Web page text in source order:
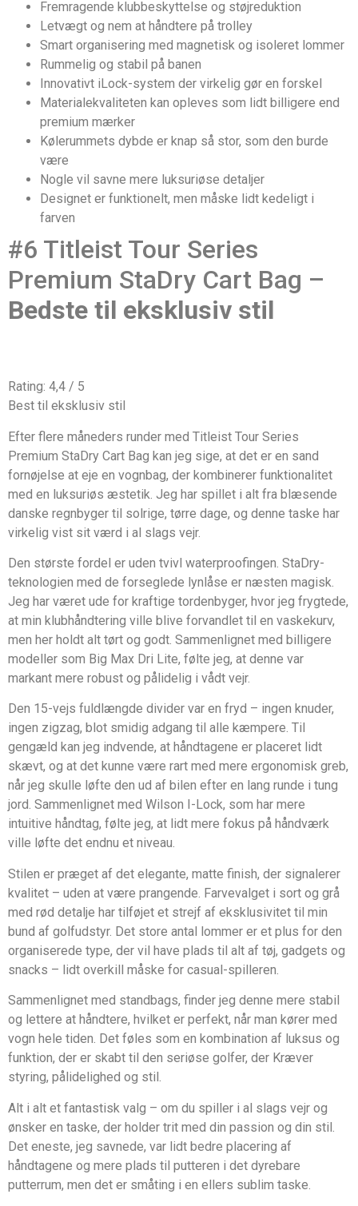
Fremragende klubbeskyttelse og støjreduktion
Letvægt og nem at håndtere på trolley
Smart organisering med magnetisk og isoleret lommer
Rummelig og stabil på banen
Innovativt iLock-system der virkelig gør en forskel
Materialekvaliteten kan opleves som lidt billigere end
premium mærker
Kølerummets dybde er knap så stor, som den burde
være
Nogle vil savne mere luksuriøse detaljer
Designet er funktionelt, men måske lidt kedeligt i
farven
#6 Titleist Tour Series
Premium StaDry Cart Bag –
Bedste til eksklusiv stil
Rating: 4,4 / 5
Best til eksklusiv stil
Efter flere måneders runder med Titleist Tour Series
Premium StaDry Cart Bag kan jeg sige, at det er en sand
fornøjelse at eje en vognbag, der kombinerer funktionalitet
med en luksuriøs æstetik. Jeg har spillet i alt fra blæsende
danske regnbyger til solrige, tørre dage, og denne taske har
virkelig vist sit værd i al slags vejr.
Den største fordel er uden tvivl waterproofingen. StaDry-
teknologien med de forseglede lynlåse er næsten magisk.
Jeg har været ude for kraftige tordenbyger, hvor jeg frygtede,
at min klubhåndtering ville blive forvandlet til en vaskekurv,
men her holdt alt tørt og godt. Sammenlignet med billigere
modeller som Big Max Dri Lite, følte jeg, at denne var
markant mere robust og pålidelig i vådt vejr.
Den 15-vejs fuldlængde divider var en fryd – ingen knuder,
ingen zigzag, blot smidig adgang til alle kæmpere. Til
gengæld kan jeg indvende, at håndtagene er placeret lidt
skævt, og at det kunne være rart med mere ergonomisk greb,
når jeg skulle løfte den ud af bilen efter en lang runde i tung
jord. Sammenlignet med Wilson I-Lock, som har mere
intuitive håndtag, følte jeg, at lidt mere fokus på håndværk
ville løfte det endnu et niveau.
Stilen er præget af det elegante, matte finish, der signalerer
kvalitet – uden at være prangende. Farvevalget i sort og grå
med rød detalje har tilføjet et strejf af eksklusivitet til min
bund af golfudstyr. Det store antal lommer er et plus for den
organiserede type, der vil have plads til alt af tøj, gadgets og
snacks – lidt overkill måske for casual-spilleren.
Sammenlignet med standbags, finder jeg denne mere stabil
og lettere at håndtere, hvilket er perfekt, når man kører med
vogn hele tiden. Det føles som en kombination af luksus og
funktion, der er skabt til den seriøse golfer, der Kræver
styring, pålidelighed og stil.
Alt i alt et fantastisk valg – om du spiller i al slags vejr og
ønsker en taske, der holder trit med din passion og din stil.
Det eneste, jeg savnede, var lidt bedre placering af
håndtagene og mere plads til putteren i det dyrebare
putterrum, men det er småting i en ellers sublim taske.